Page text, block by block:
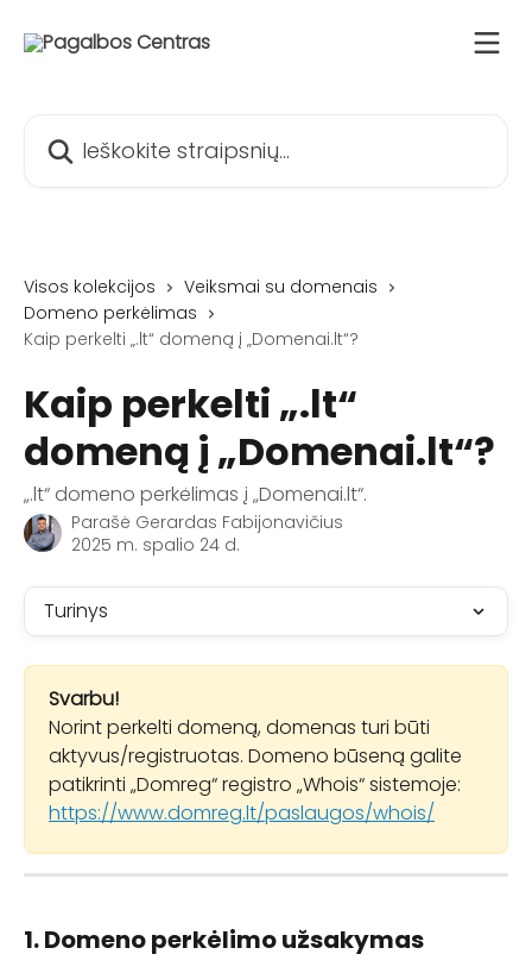
Visos kolekcijos
Veiksmai su domenais
Domeno perkėlimas
Kaip perkelti „.lt“ domeną į „Domenai.lt“?
Kaip perkelti „.lt“
domeną į „Domenai.lt“?
„.lt“ domeno perkėlimas į „Domenai.lt“.
Parašė Gerardas Fabijonavičius
2025 m. spalio 24 d.
Turinys
Svarbu!
Norint perkelti domeną, domenas turi būti
aktyvus/registruotas. Domeno būseną galite
patikrinti „Domreg“ registro „Whois“ sistemoje:
https://www.domreg.lt/paslaugos/whois/
1. Domeno perkėlimo užsakymas